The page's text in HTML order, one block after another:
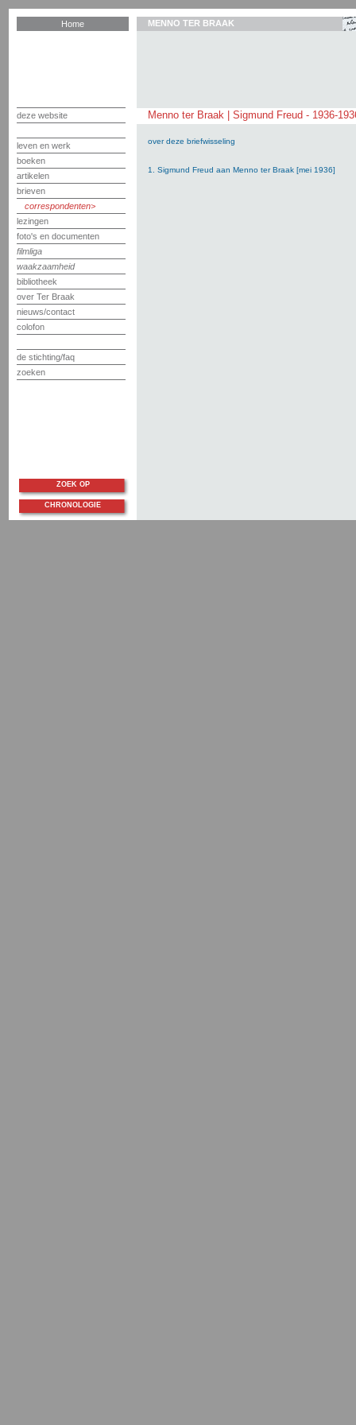
Home
deze website
leven en werk
boeken
artikelen
brieven
correspondenten
lezingen
foto's en documenten
filmliga
waakzaamheid
bibliotheek
over Ter Braak
nieuws/contact
colofon
de stichting/faq
zoeken
MENNO TER BRAAK
Menno ter Braak | Sigmund Freud - 1936-
over deze briefwisseling
1. Sigmund Freud aan Menno ter Braak [mei 1936]
ZOEK OP
CHRONOLOGIE